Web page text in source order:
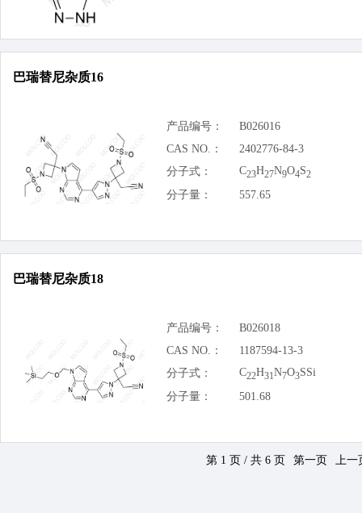
巴瑞替尼杂质16
产品编号：
B026016
CAS NO.：
2402776-84-3
分子式：
C23H27N9O4S2
分子量： 557.65
巴瑞替尼杂质18
产品编号：
B026018
CAS NO.：
1187594-13-3
分子式：
C22H31N7O3SSi
分子量：
501.68
第 1 页 / 共 6 页 第一页 上一